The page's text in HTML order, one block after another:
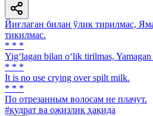
Йиғлаган билан ўлик тирилмас,
тикилмас.
* * *
Yig‘lagan bilan o‘lik tirilmas,
* * *
It is no use crying over spilt milk.
* * *
По отрезанным волосам не плачут.
#қудрат ва ожизлик ҳақида